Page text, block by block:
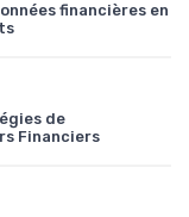
financières en
de
Financiers